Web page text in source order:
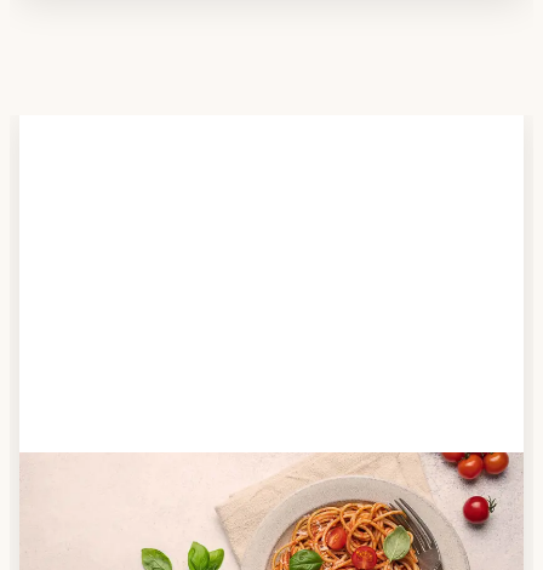
Anbieter finden